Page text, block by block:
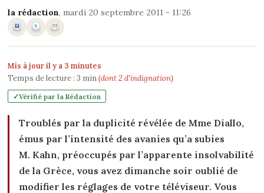
la rédaction, mardi 20 septembre 2011 - 11:26
Mis à jour il y a 3 minutes
Temps de lecture : 3 min(dont 2 d'indignation)
Vérifié par la Rédaction
Troublés par la duplicité révélée de Mme Diallo,
émus par l’intensité des avanies qu’a subies
M. Kahn, préoccupés par l’apparente insolvabilité
de la Grèce, vous avez dimanche soir oublié de
modifier les réglages de votre téléviseur. Vous